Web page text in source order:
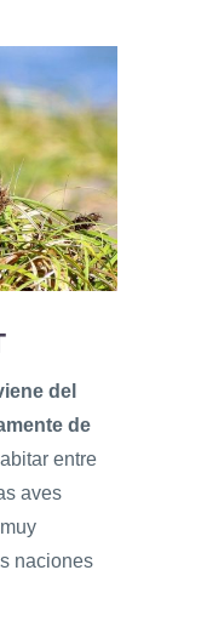
del
de
entre
aves
naciones